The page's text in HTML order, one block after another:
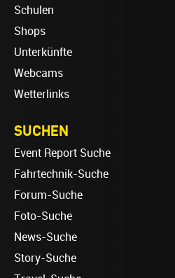
Schulen
Shops
Unterkünfte
Webcams
Wetterlinks
SUCHEN
Event Report Suche
Fahrtechnik-Suche
Forum-Suche
Foto-Suche
News-Suche
Story-Suche